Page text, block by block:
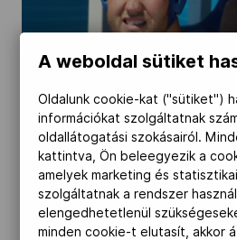
Los Angeles 2028
Kettőskarrier-
NOB
A weboldal sütiket
Oldalunk cookie-kat ("sütiket")
információkat szolgáltatnak
oldallátogatási szokásairól.
kattintva, Ön beleegyezik a
amelyek marketing és
szolgáltatnak a rendszer
elengedhetetlenül
minden cookie-t elutasít, akkor